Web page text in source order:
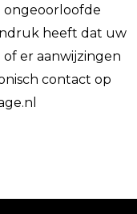
ongeoorloofde
heeft dat uw
er aanwijzingen
contact op